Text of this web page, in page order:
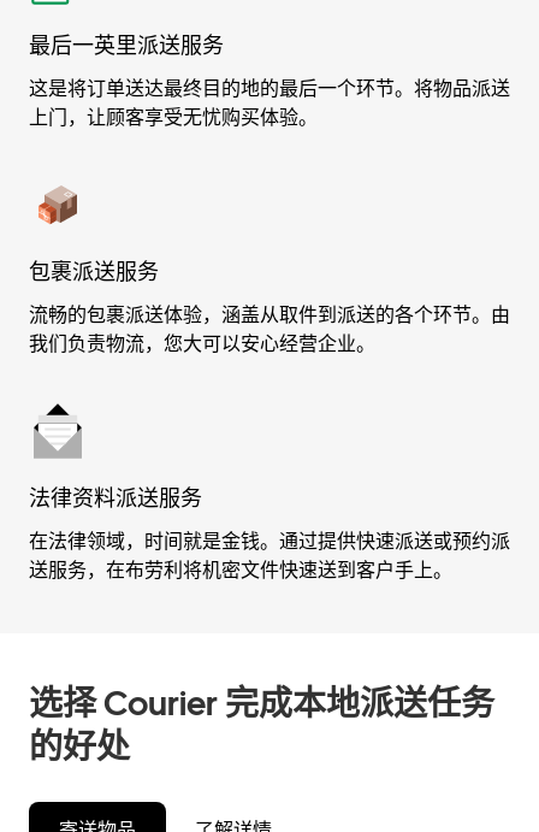
最后一英里派送服务
这是将订单送达最终目的地的最后一个环节。将物品派送
上门，让顾客享受无忧购买体验。
包裹派送服务
流畅的包裹派送体验，涵盖从取件到派送的各个环节。由
我们负责物流，您大可以安心经营企业。
法律资料派送服务
在法律领域，时间就是金钱。通过提供快速派送或预约派
送服务，在布劳利将机密文件快速送到客户手上。
选择 Courier 完成本地派送任务
的好处